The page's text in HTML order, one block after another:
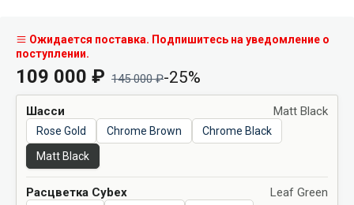
Ожидается поставка. Подпишитесь на уведомление о
поступлении.
109 000 ₽ 145 000₽-25%
Шасси Matt Black
Rose Gold Chrome Brown
Chrome Black
Matt Black
Расцветка Cybex Leaf Green